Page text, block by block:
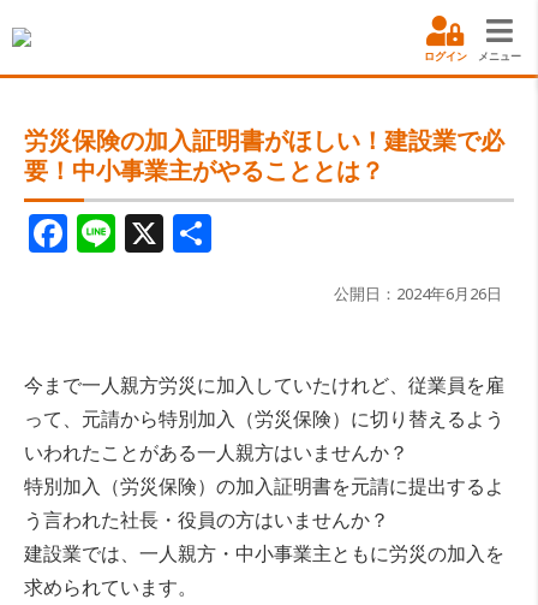
ログイン メニュー
労災保険の加入証明書がほしい！建設業で必
要！中小事業主がやることとは？
F
a
b
o
o
k
Li
n
X
公開日：2024年6月26日
今まで一人親方労災に加入していたけれど、従業員を雇
って、元請から特別加入（労災保険）に切り替えるよう
いわれたことがある一人親方はいませんか？
特別加入（労災保険）の加入証明書を元請に提出するよ
う言われた社長・役員の方はいませんか？
建設業では、一人親方・中小事業主ともに労災の加入を
求められています。